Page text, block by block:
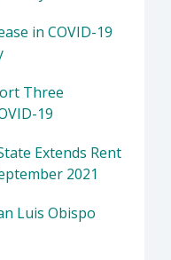
in COVID-19
Three
19
Extends Rent
2021
Luis Obispo